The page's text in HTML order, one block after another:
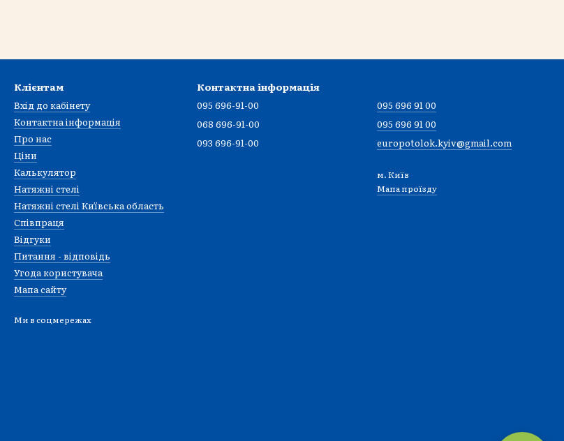
Клієнтам
Вхід до кабінету
Контактна інформація
Про нас
Ціни
Калькулятор
Натяжні стелі
Натяжні стелі Київська область
Співпраця
Відгуки
Питання - відповідь
Угода користувача
Мапа сайту
Ми в соцмережах
Контактна інформація
095 696-91-00
068 696-91-00
093 696-91-00
095 696 91 00
095 696 91 00
europotolok.kyiv@gmail.com
м. Київ
Мапа проїзду